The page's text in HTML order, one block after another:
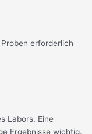
erforderlich
Labors. Eine
Ergebnisse wichtig.